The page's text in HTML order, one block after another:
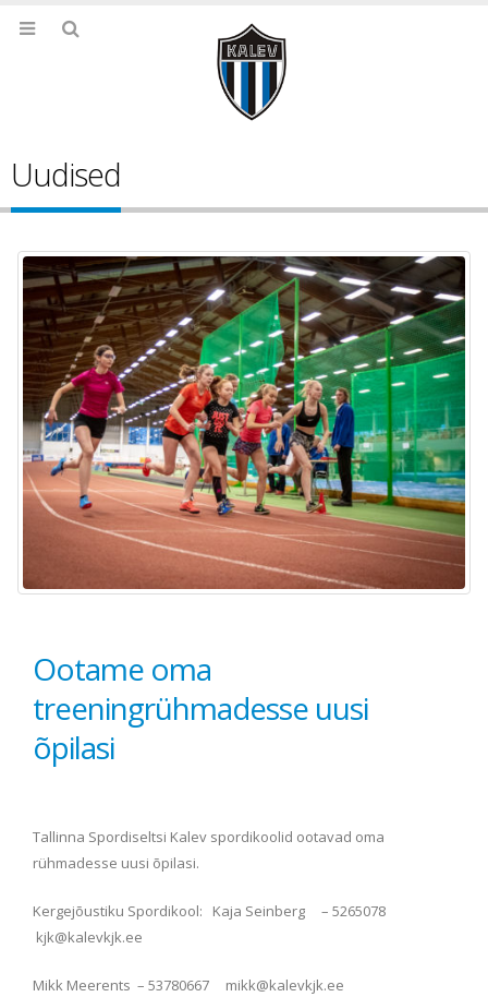
Uudised
Ootame oma
treeningrühmadesse uusi
õpilasi
Tallinna Spordiseltsi Kalev spordikoolid ootavad oma
rühmadesse uusi õpilasi.
Kergejõustiku Spordikool: Kaja Seinberg – 5265078
kjk@kalevkjk.ee
Mikk Meerents – 53780667 mikk@kalevkjk.ee